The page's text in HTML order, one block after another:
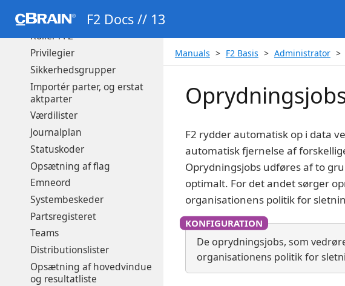
F2 Docs // 13
E-mailhåndtering
Roller i F2
Privilegier
Sikkerhedsgrupper
Importér parter, og erstat
aktparter
Værdilister
Journalplan
Statuskoder
Opsætning af flag
Emneord
Systembeskeder
Partsregisteret
Teams
Distributionslister
Opsætning af hovedvindue
og resultatliste
Manuals F2 Basis Administrator
F2 rydder automatisk op i data
automatisk fjernelse af
Oprydningsjobs udføres af to
optimalt. For det andet sørger
organisationens politik for
De oprydningsjobs, som
organisationens politik for